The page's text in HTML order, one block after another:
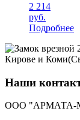
2 214
руб.
Подробнее
Наши
ООО "АРМАТА-